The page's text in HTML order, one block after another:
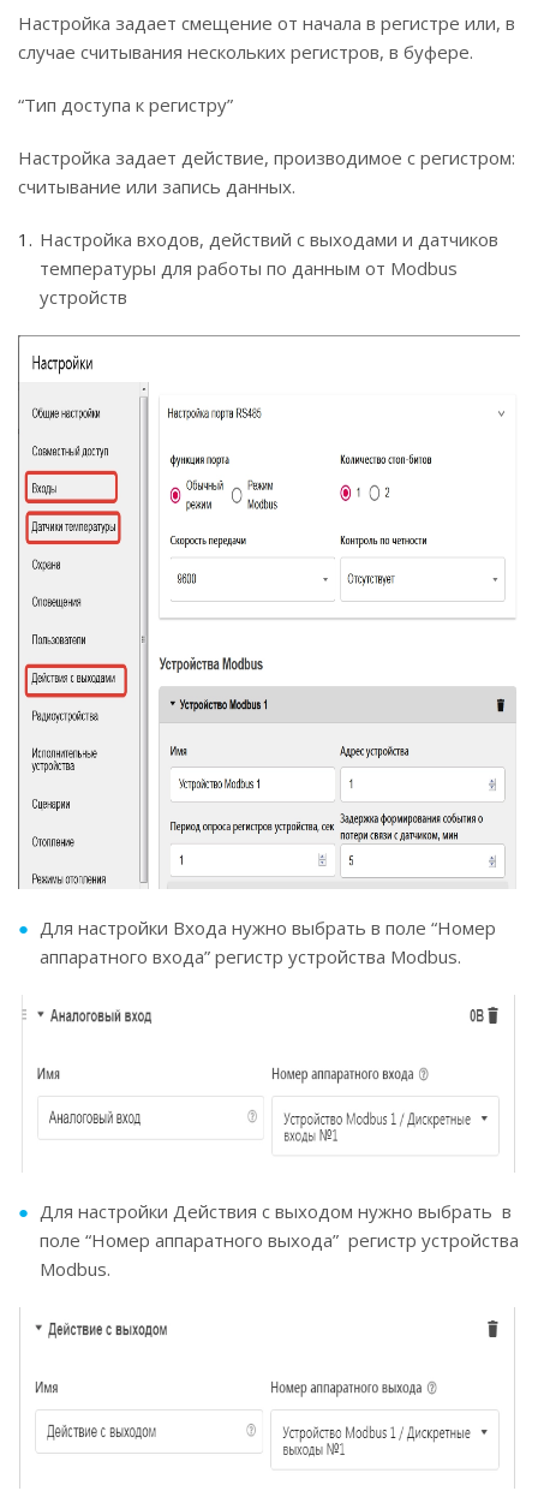
Настройка задает смещение от начала в регистре или, в
случае считывания нескольких регистров, в буфере.
“Тип доступа к регистру”
Настройка задает действие, производимое с регистром:
считывание или запись данных.
Настройка входов, действий с выходами и датчиков
температуры для работы по данным от Modbus
устройств
Для настройки Входа нужно выбрать в поле “Номер
аппаратного входа” регистр устройства Modbus.
Для настройки Действия с выходом нужно выбрать в
поле “Номер аппаратного выхода” регистр устройства
Modbus.